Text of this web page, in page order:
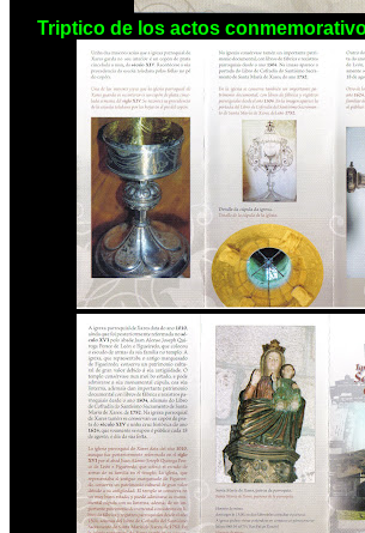
Triptico de los actos